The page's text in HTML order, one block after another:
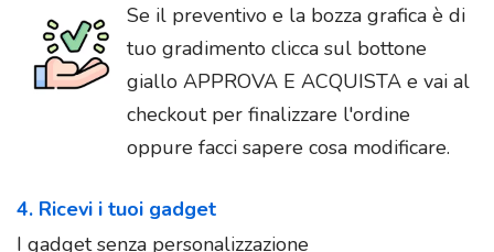
Se il preventivo e la bozza grafica è di
tuo gradimento clicca sul bottone
giallo APPROVA E ACQUISTA e vai al
checkout per finalizzare l'ordine
oppure facci sapere cosa modificare.
4. Ricevi i tuoi gadget
I gadget senza personalizzazione